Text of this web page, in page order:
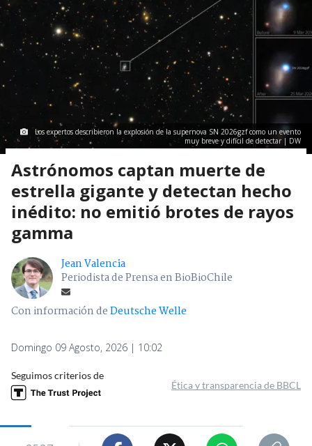
Los expertos describieron la explosión de la supernova SN 2026gzf como un evento
muy breve y difícil de detectar | DW
Astrónomos captan muerte de
estrella gigante y detectan hecho
inédito: no emitió brotes de rayos
gamma
Jean Valencia
Periodista de Prensa en BioBioChile
Con información deDeutsche Welle
Domingo 09 Agosto, 2026 | 10:02
Seguimos criterios de
Ética y transparencia de BBCL